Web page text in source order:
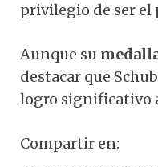
privilegio de ser el
Aunque su
destacar que
logro significativo
Compartir en: